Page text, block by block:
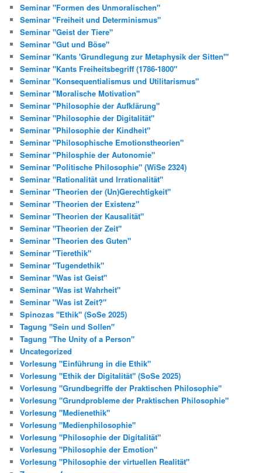
Seminar "Formen des Unmoralischen"
Seminar "Freiheit und Determinismus"
Seminar "Geist der Tiere"
Seminar "Gut und Böse"
Seminar "Kants 'Grundlegung zur Metaphysik der Sitten'"
Seminar "Kants Freiheitsbegriff (1786-1800"
Seminar "Konsequentialismus und Utilitarismus"
Seminar "Moralische Motivation"
Seminar "Philosophie der Aufklärung"
Seminar "Philosophie der Digitalität"
Seminar "Philosophie der Kindheit"
Seminar "Philosophische Emotionstheorien"
Seminar "Philosphie der Autonomie"
Seminar "Politische Philosophie" (WiSe 2324)
Seminar "Rationalität und Irrationalität"
Seminar "Theorien der (Un)Gerechtigkeit"
Seminar "Theorien der Existenz"
Seminar "Theorien der Kausalität"
Seminar "Theorien der Zeit"
Seminar "Theorien des Guten"
Seminar "Tierethik"
Seminar "Tugendethik"
Seminar "Was ist Geist"
Seminar "Was ist Wahrheit"
Seminar "Was ist Zeit?"
Spinozas "Ethik" (SoSe 2025)
Tagung "Sein und Sollen"
Tagung "The Unity of a Person"
Uncategorized
Vorlesung "Einführung in die Ethik"
Vorlesung "Ethik der Digitalität" (SoSe 2025)
Vorlesung "Grundbegriffe der Praktischen Philosophie"
Vorlesung "Grundprobleme der Praktischen Philosophie"
Vorlesung "Medienethik"
Vorlesung "Medienphilosophie"
Vorlesung "Philosophie der Digitalität"
Vorlesung "Philosophie der Emotion"
Vorlesung "Philosophie der virtuellen Realität"